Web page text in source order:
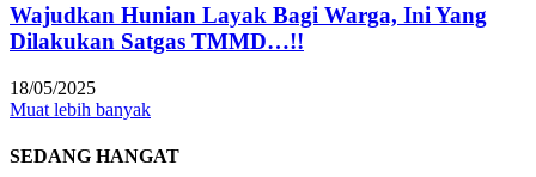
Wajudkan Hunian Layak Bagi Warga, Ini Yang
Dilakukan Satgas TMMD…!!
18/05/2025
Muat lebih banyak
SEDANG HANGAT